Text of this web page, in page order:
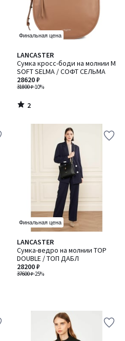
Финальная цена
LANCASTER
Сумка кросс-боди на молнии M
SOFT SELMA / СОФТ СЕЛЬМА
31800 ₽-10%
28620 ₽
2
/
5
2
/
Финальная цена
LANCASTER
Сумка-ведро на молнии TOP
DOUBLE / ТОП ДАБЛ
37600 ₽-25%
28200 ₽